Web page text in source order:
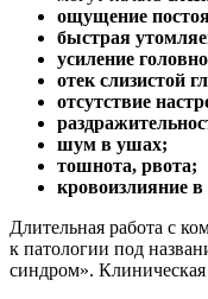
ощущение
быстрая
усиление
отек слизистой
отсутствие
шум в ушах;
тошнота, рвота;
кровоизлияние в
Длительная работа с
к патологии под
синдром». Клиническая